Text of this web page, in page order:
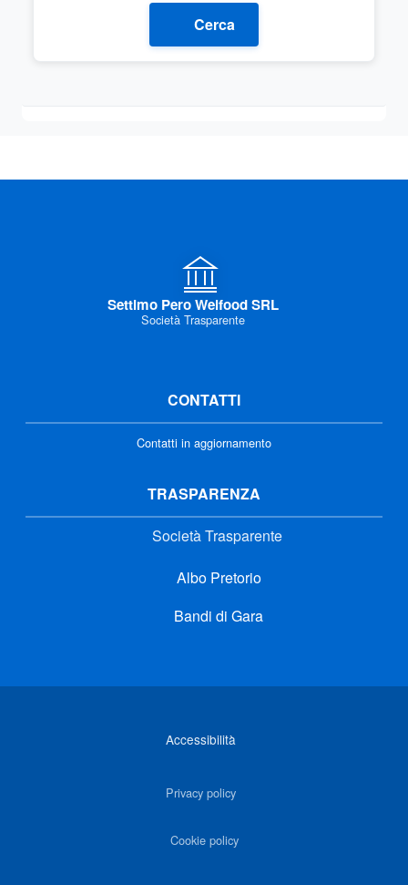
Cerca
Settimo Pero Welfood SRL
Società Trasparente
CONTATTI
Contatti in aggiornamento
TRASPARENZA
Società Trasparente
Albo Pretorio
Bandi di Gara
Accessibilità
Privacy policy
Cookie policy